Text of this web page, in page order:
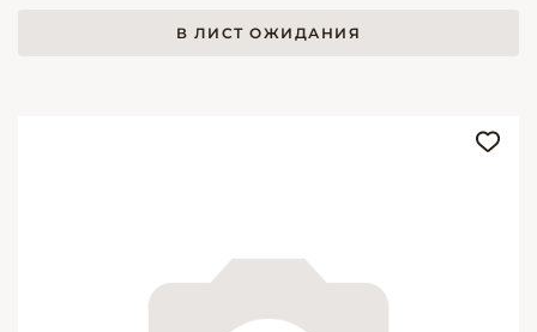
В ЛИСТ ОЖИДАНИЯ